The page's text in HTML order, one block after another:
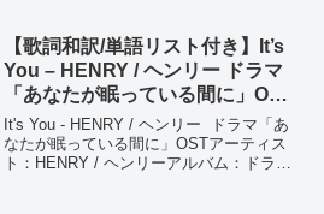
【歌詞和訳/単語リスト付き】It’s
You – HENRY / ヘンリー ドラマ
「あなたが眠っている間に」OST
Pt. 2
It's You - HENRY / ヘンリー ドラマ「あ
なたが眠っている間に」OSTアーティス
ト：HENRY / ヘンリーアルバム：ドラマ